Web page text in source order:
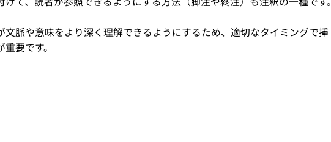
文脈や意味をより深く理解できるようにするため、適切なタイミングで挿
要です。